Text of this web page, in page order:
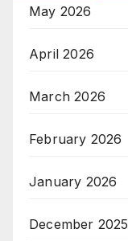
May 2026
April 2026
March 2026
February 2026
January 2026
December 2025